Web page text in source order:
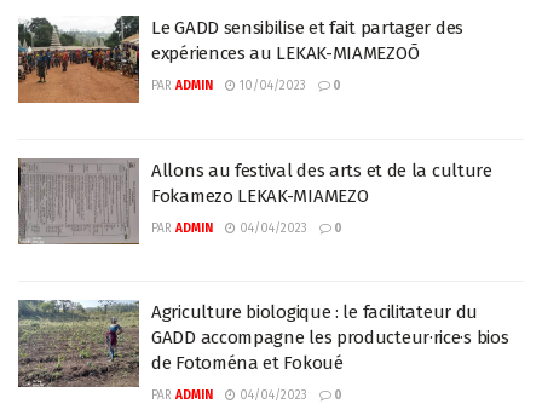
Le GADD sensibilise et fait partager des
expériences au LEKAK-MIAMEZOŌ
PAR ADMIN 10/04/2023 0
Allons au festival des arts et de la culture
Fokamezo LEKAK-MIAMEZO
PAR ADMIN 04/04/2023 0
Agriculture biologique : le facilitateur du
GADD accompagne les producteur·rice·s bios
de Fotoména et Fokoué
PAR ADMIN 04/04/2023 0